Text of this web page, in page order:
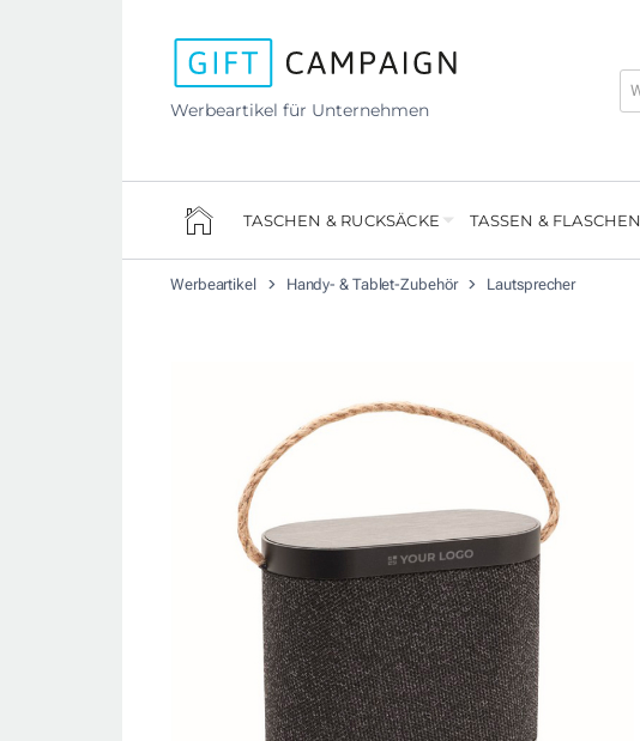
Werbeartikel für Unternehmen
TASCHEN & RUCKSÄCKE TASSEN & FLASCHEN
Werbeartikel Handy- & Tablet-Zubehör Lautsprecher